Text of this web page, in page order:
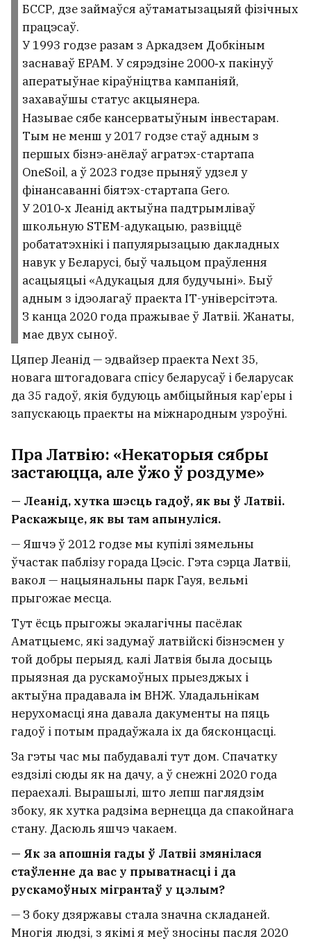
БССР, дзе займаўся аўтаматызацыяй фізічных
працэсаў.
У 1993 годзе разам з Аркадзем Добкіным
заснаваў EPAM. У сярэдзіне 2000‑х пакінуў
аператыўнае кіраўніцтва кампаніяй,
захаваўшы статус акцыянера.
Называе сябе кансерватыўным інвестарам.
Тым не менш у 2017 годзе стаў адным з
першых бізнэ-анёлаў агратэх-стартапа
OneSoil, а ў 2023 годзе прыняў удзел у
фінансаванні біятэх-стартапа Gero.
У 2010‑х Леанід актыўна падтрымліваў
школьную STEM-адукацыю, развіццё
робататэхнікі і папулярызацыю дакладных
навук у Беларусі, быў чальцом праўлення
асацыяцыі «Адукацыя для будучыні». Быў
адным з ідэолагаў праекта ІТ-універсітэта.
З канца 2020 года пражывае ў Латвіі. Жанаты,
мае двух сыноў.
Цяпер Леанід — эдвайзер праекта Next 35,
новага штогадовага спісу беларусаў і беларусак
да 35 гадоў, якія будуюць амбіцыйныя кар’еры і
запускаюць праекты на міжнародным узроўні.
Пра Латвію: «Некаторыя сябры
застаюцца, але ўжо ў роздуме»
— Леанід, хутка шэсць гадоў, як вы ў Латвіі.
Раскажыце, як вы там апынуліся.
— Яшчэ ў 2012 годзе мы купілі зямельны
ўчастак паблізу горада Цэсіс. Гэта сэрца Латвіі,
вакол — нацыянальны парк Гауя, вельмі
прыгожае месца.
Тут ёсць прыгожы экалагічны пасёлак
Аматцыемс, які задумаў латвійскі бізнэсмен у
той добры перыяд, калі Латвія была досыць
прыязная да рускамоўных прыезджых і
актыўна прадавала ім ВНЖ. Уладальнікам
нерухомасці яна давала дакументы на пяць
гадоў і потым прадаўжала іх да бясконцасці.
За гэты час мы пабудавалі тут дом. Спачатку
ездзілі сюды як на дачу, а ў снежні 2020 года
пераехалі. Вырашылі, што лепш паглядзім
збоку, як хутка радзіма вернецца да спакойнага
стану. Дасюль яшчэ чакаем.
— Як за апошнія гады ў Латвіі змянілася
стаўленне да вас у прыватнасці і да
рускамоўных мігрантаў у цэлым?
— З боку дзяржавы стала значна складаней.
Многія людзі, з якімі я меў зносіны пасля 2020